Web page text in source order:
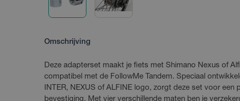
Omschrijving
Deze adapterset maakt je fiets met Shimano Nexus of
compatibel met de FollowMe Tandem. Speciaal
INTER, NEXUS of ALFINE logo, zorgt deze set voor een
bevestiging. Met vier verschillende maten ben je